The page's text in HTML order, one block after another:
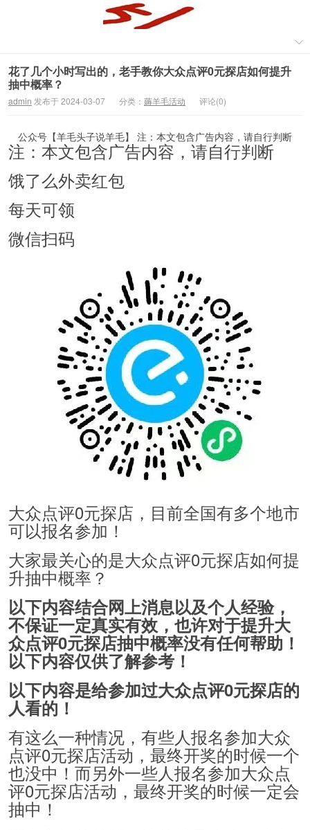
花了几个小时写出的，老手教你大众点评0元探店如何提升
抽中概率？
admin 发布于 2024-03-07 分类： 薅羊毛活动 评论(0)
公众号【羊毛头子说羊毛】 注：本文包含广告内容，请自行判断
注：本文包含广告内容，请自行判断
饿了么外卖红包
每天可领
微信扫码
大众点评0元探店，目前全国有多个地市
可以报名参加！
大家最关心的是大众点评0元探店如何提
升抽中概率？
以下内容结合网上消息以及个人经验，
不保证一定真实有效，也许对于提升大
众点评0元探店抽中概率没有任何帮助！
以下内容仅供了解参考！
以下内容是给参加过大众点评0元探店的
人看的！
有这么一种情况，有些人报名参加大众
点评0元探店活动，最终开奖的时候一个
也没中！而另外一些人报名参加大众点
评0元探店活动，最终开奖的时候一定会
抽中！